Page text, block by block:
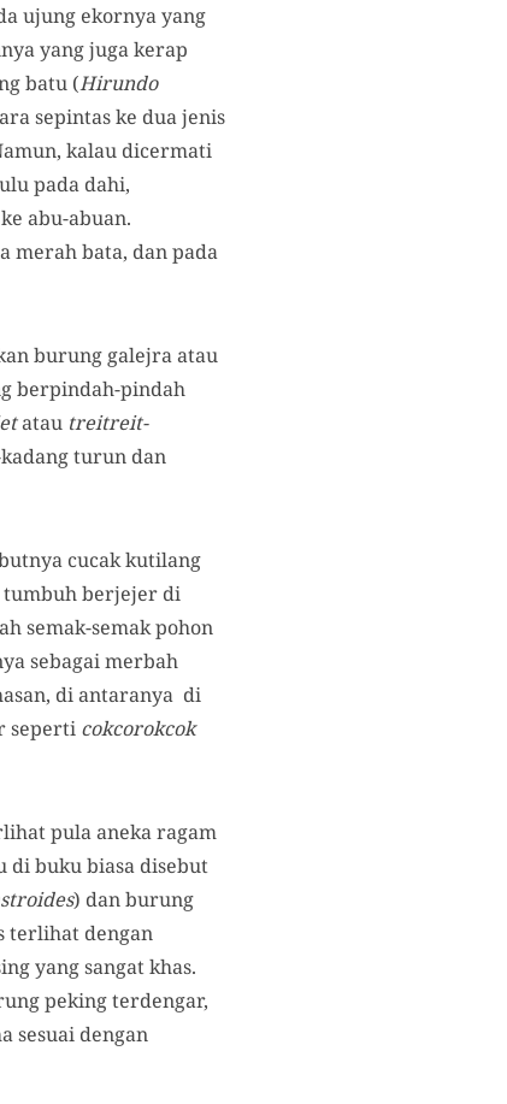
ujung ekornya yang
yang juga kerap
batu (Hirundo
sepintas ke dua jenis
kalau dicermati
pada dahi,
abu-abuan.
merah bata, dan pada
burung galejra atau
berpindah-pindah
atau treitreit-
turun dan
cucak kutilang
tumbuh berjejer di
semak-semak pohon
sebagai merbah
di antaranya di
seperti cokcorokcok
pula aneka ragam
di buku biasa disebut
) dan burung
terlihat dengan
yang sangat khas.
peking terdengar,
sesuai dengan